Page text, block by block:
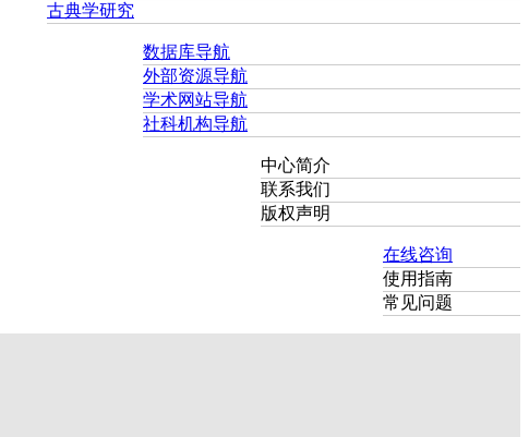
古典学研究
数据库导航
外部资源导航
学术网站导航
社科机构导航
中心简介
联系我们
版权声明
在线咨询
使用指南
常见问题